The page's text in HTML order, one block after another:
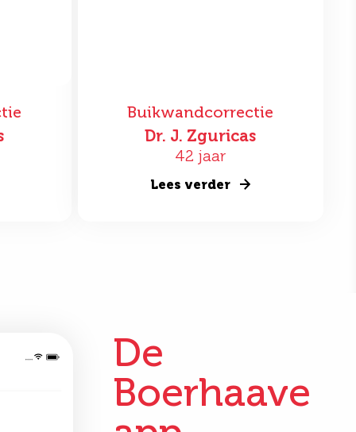
Buikwandcorrectie
Dr. J. Zguricas
42 jaar
Lees verder
De
Boerhaave